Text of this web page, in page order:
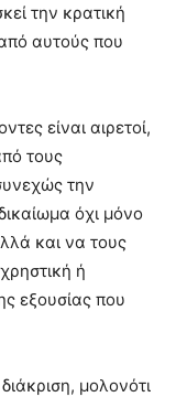
την κρατική
αυτούς που
είναι αιρετοί,
τους
την
όχι μόνο
και να τους
ή
εξουσίας που
μολονότι